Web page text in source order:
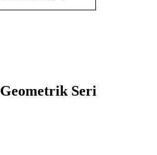
Geometrik Seri